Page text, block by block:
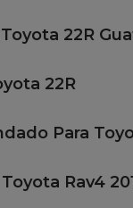
22R
22R
Para
Rav4